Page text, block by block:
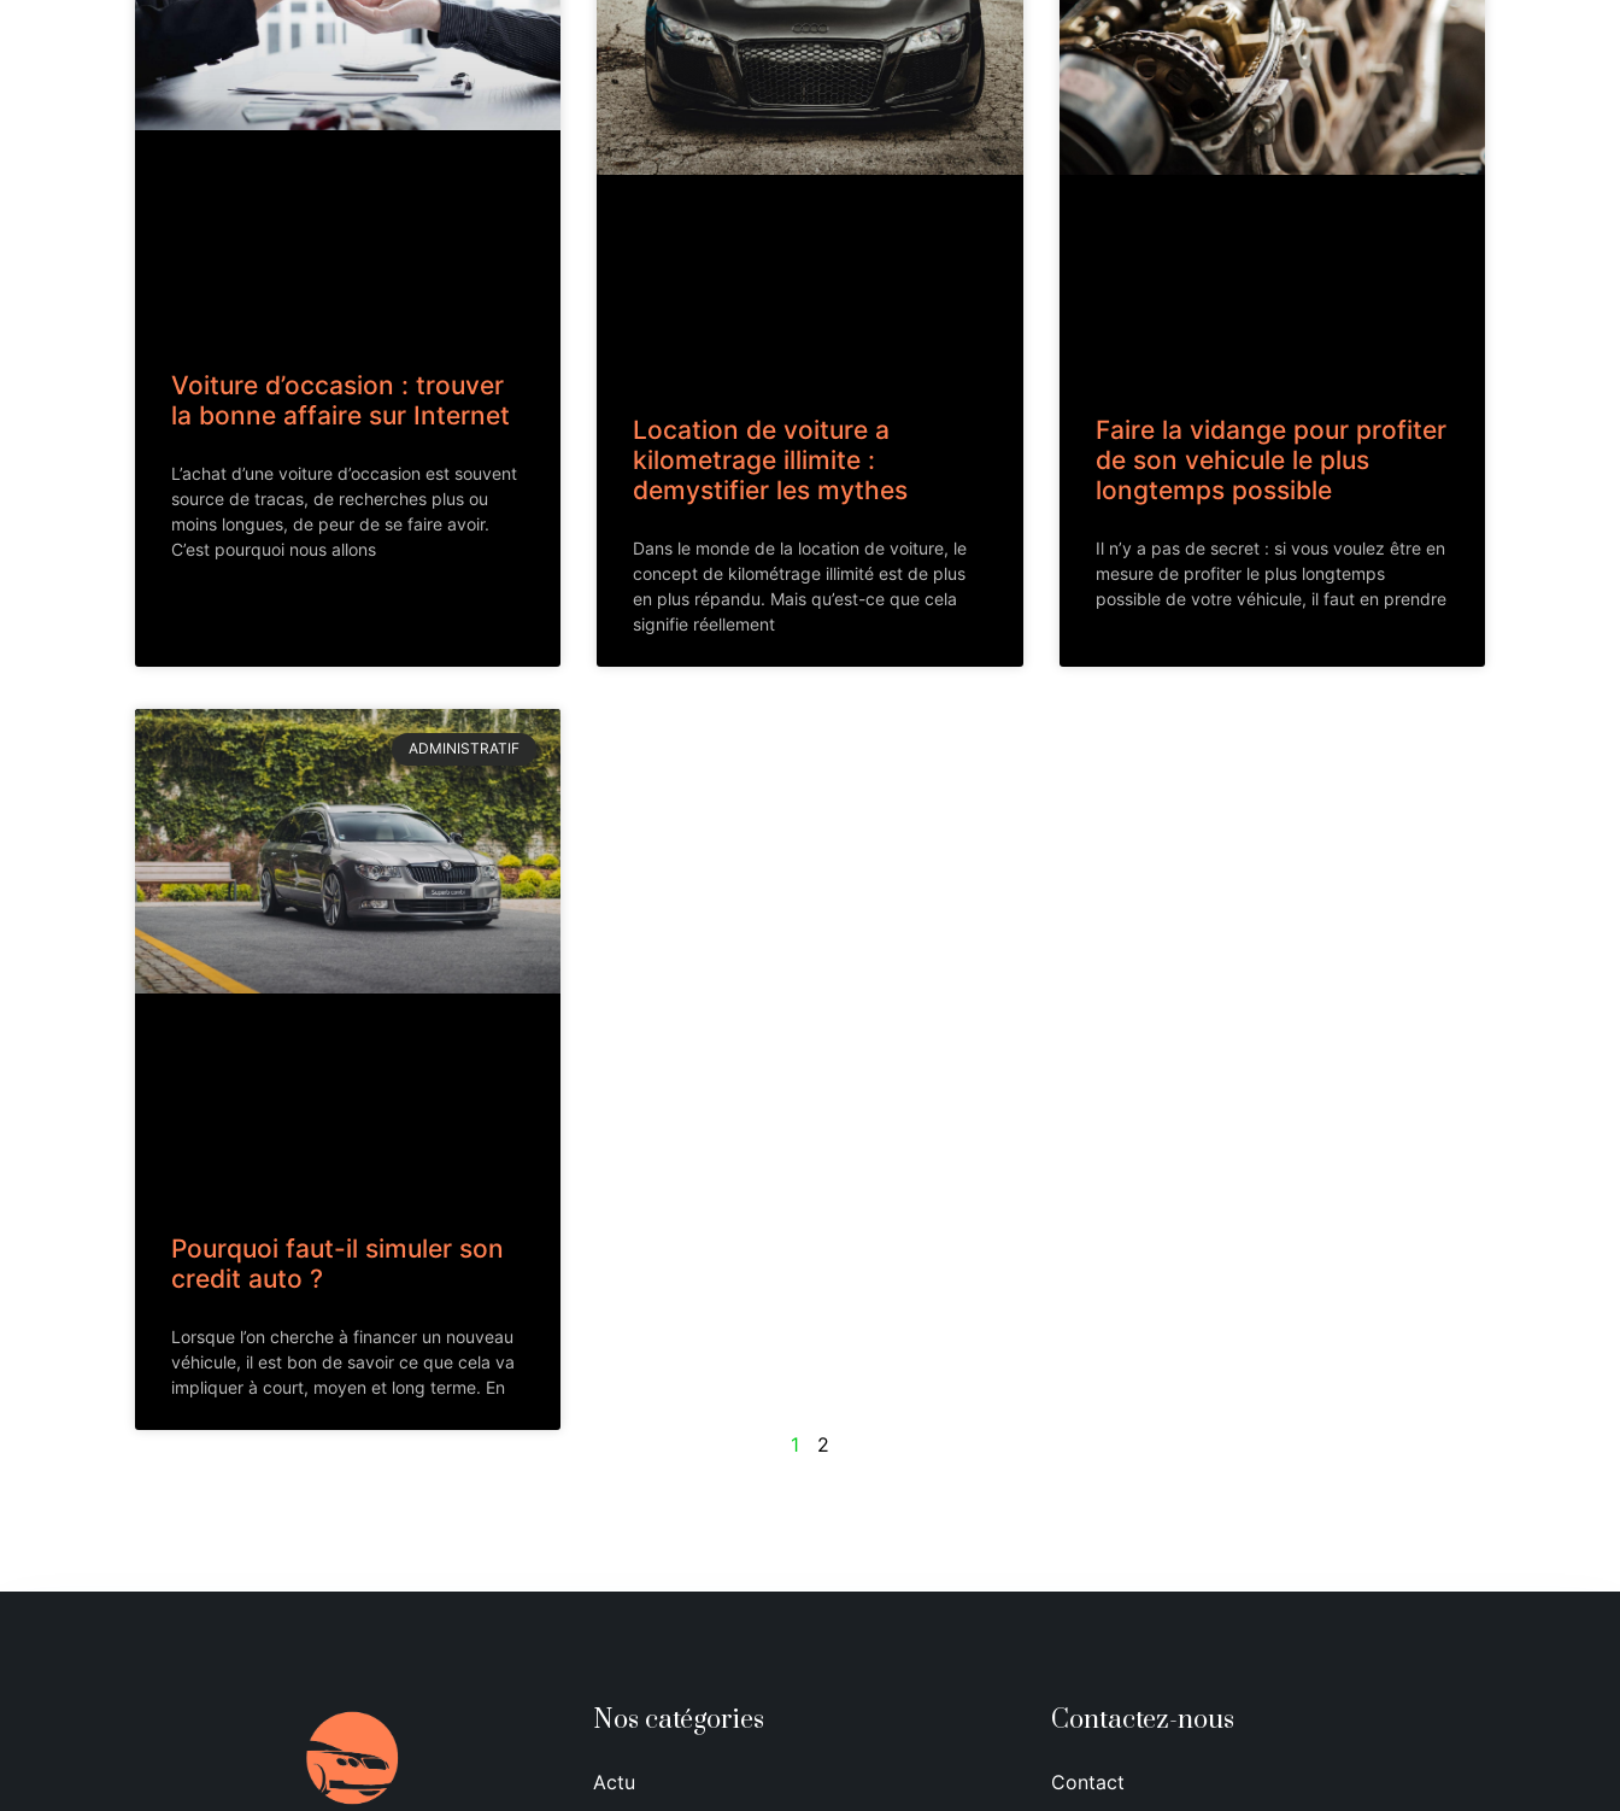
Voiture d’occasion : trouver
la bonne affaire sur Internet
L’achat d’une voiture d’occasion est souvent
source de tracas, de recherches plus ou
moins longues, de peur de se faire avoir.
C’est pourquoi nous allons
Location de voiture a
kilometrage illimite :
demystifier les mythes
Dans le monde de la location de voiture, le
concept de kilométrage illimité est de plus
en plus répandu. Mais qu’est-ce que cela
signifie réellement
Faire la vidange pour profiter
de son vehicule le plus
longtemps possible
Il n’y a pas de secret : si vous voulez être en
mesure de profiter le plus longtemps
possible de votre véhicule, il faut en prendre
ADMINISTRATIF
Pourquoi faut-il simuler son
credit auto ?
Lorsque l’on cherche à financer un nouveau
véhicule, il est bon de savoir ce que cela va
impliquer à court, moyen et long terme. En
1 2
Nos catégories
Actu
Contactez-nous
Contact